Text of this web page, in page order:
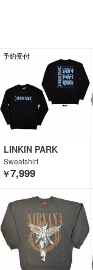
予約受付
LINKIN PARK
Sweatshirt
￥7,999